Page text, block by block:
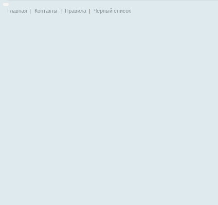
Главная | Контакты | Правила | Чёрный список